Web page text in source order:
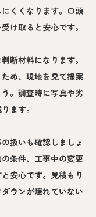
くくなります。口頭
け取ると安心です。
断材料になります。
め、現地を見て提案
。調査時に写真や劣
ます。
扱いも確認しましょ
条件、工事中の変更
安心です。見積もり
ウンが隠れていない